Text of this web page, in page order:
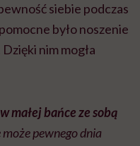
siebie podczas
było noszenie
nim mogła
małej bańce ze sobą
pewnego dnia